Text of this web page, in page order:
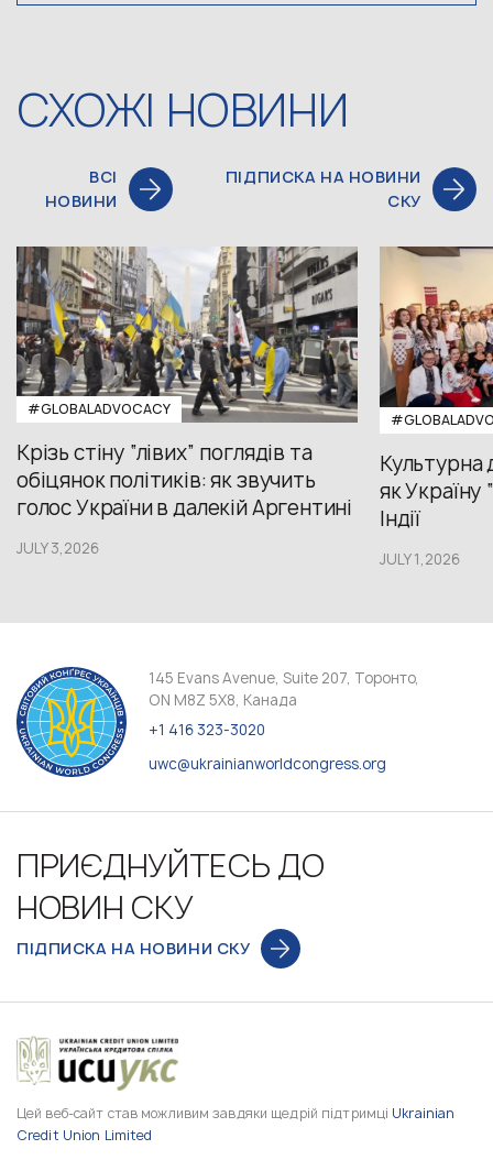
СХОЖІ НОВИНИ
ВСІ
НОВИНИ
ПІДПИСКА НА НОВИНИ
СКУ
#GLOBALADVOCACY
Крізь стіну “лівих” поглядів та
обіцянок політиків: як звучить
голос України в далекій Аргентині
JULY 3,2026
Культурна
як
Індії
JULY 1,2026
145 Evans Avenue, Suite 207, Торонто,
ON M8Z 5X8, Канада
+1 416 323-3020
uwc@ukrainianworldcongress.org
ПРИЄДНУЙТЕСЬ ДО
НОВИН СКУ
ПІДПИСКА НА НОВИНИ СКУ
Цей веб-сайт став можливим завдяки щедрій підтримці Ukrainian
Credit Union Limited